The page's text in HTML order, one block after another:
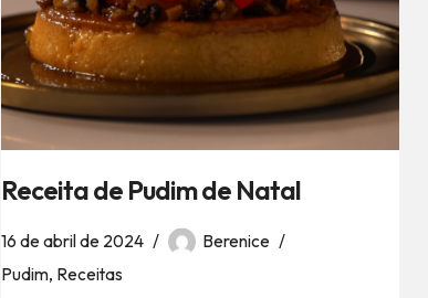
Receita de Pudim de Natal
16 de abril de 2024
Berenice
Pudim, Receitas